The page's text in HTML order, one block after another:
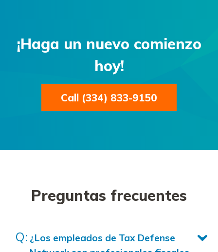
¡Haga un nuevo comienzo
hoy!
Call (334) 833-9150
Preguntas frecuentes
¿Los empleados de Tax Defense